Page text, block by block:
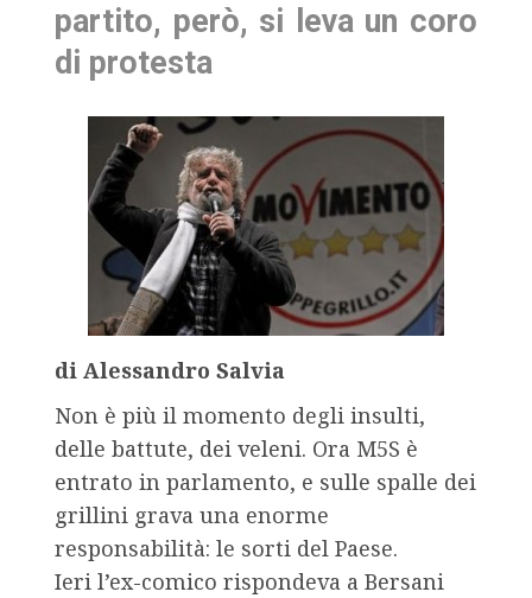
partito, però, si leva un coro
di protesta
di Alessandro Salvia
Non è più il momento degli insulti,
delle battute, dei veleni. Ora M5S è
entrato in parlamento, e sulle spalle dei
grillini grava una enorme
responsabilità: le sorti del Paese.
Ieri l’ex-comico rispondeva a Bersani